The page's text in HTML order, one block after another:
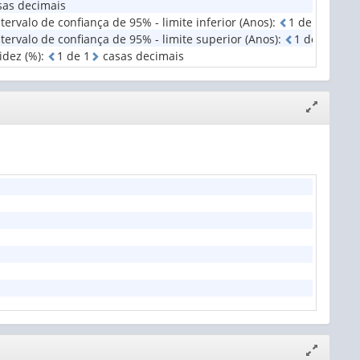
decimais
de confiança de 95% - limite inferior (Anos): 1 de
de confiança de 95% - limite superior (Anos): 1 de
(%): 1 de 1 casas decimais
janela